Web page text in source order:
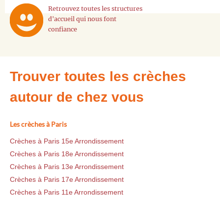
Retrouvez toutes les structures
d'accueil qui nous font
confiance
Trouver toutes les crèches
autour de chez vous
Les crèches à Paris
Crèches à Paris 15e Arrondissement
Crèches à Paris 18e Arrondissement
Crèches à Paris 13e Arrondissement
Crèches à Paris 17e Arrondissement
Crèches à Paris 11e Arrondissement